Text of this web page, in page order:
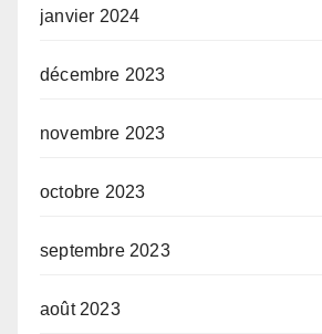
janvier 2024
décembre 2023
novembre 2023
octobre 2023
septembre 2023
août 2023